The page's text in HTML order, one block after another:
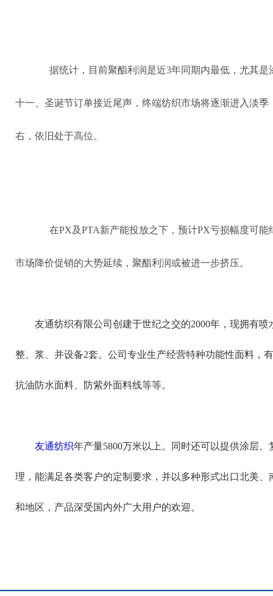
据统计，目前聚酯利润是近3年同期内最低，尤其
十一、圣诞节订单接近尾声，终端纺织市场将逐渐进入淡
右，依旧处于高位。
在PX及PTA新产能投放之下，预计PX亏损幅度可
市场降价促销的大势延续，聚酯利润或被进一步挤压。
友通纺织有限公司创建于世纪之交的2000年，现拥有
整、浆、并设备2套。公司专业生产经营特种功能性面料，有
抗油防水面料、防紫外面料线等等。
友通纺织年产量5800万米以上。同时还可以提供涂层
理，能满足各类客户的定制要求，并以多种形式出口北美
和地区，产品深受国内外广大用户的欢迎。